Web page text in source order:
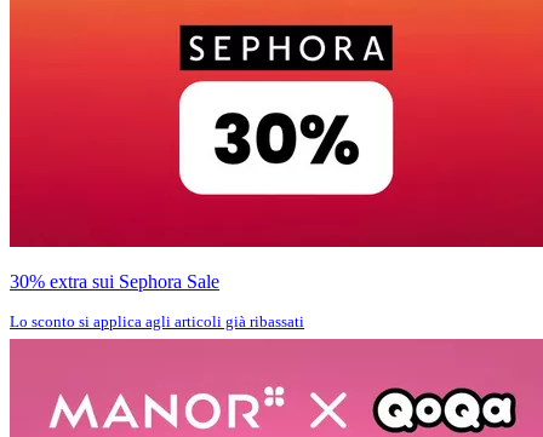
30% extra sui Sephora Sale
Lo sconto si applica agli articoli già ribassati